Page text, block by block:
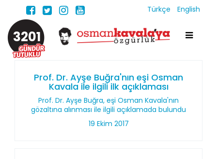
Türkçe English
3201
Prof. Dr. Ayşe Buğra'nın eşi Osman
Kavala ile ilgili ilk açıklaması
Prof. Dr. Ayşe Buğra, eşi Osman Kavala'nın
gözaltına alınması ile ilgili açıklamada bulundu
19 Ekim 2017